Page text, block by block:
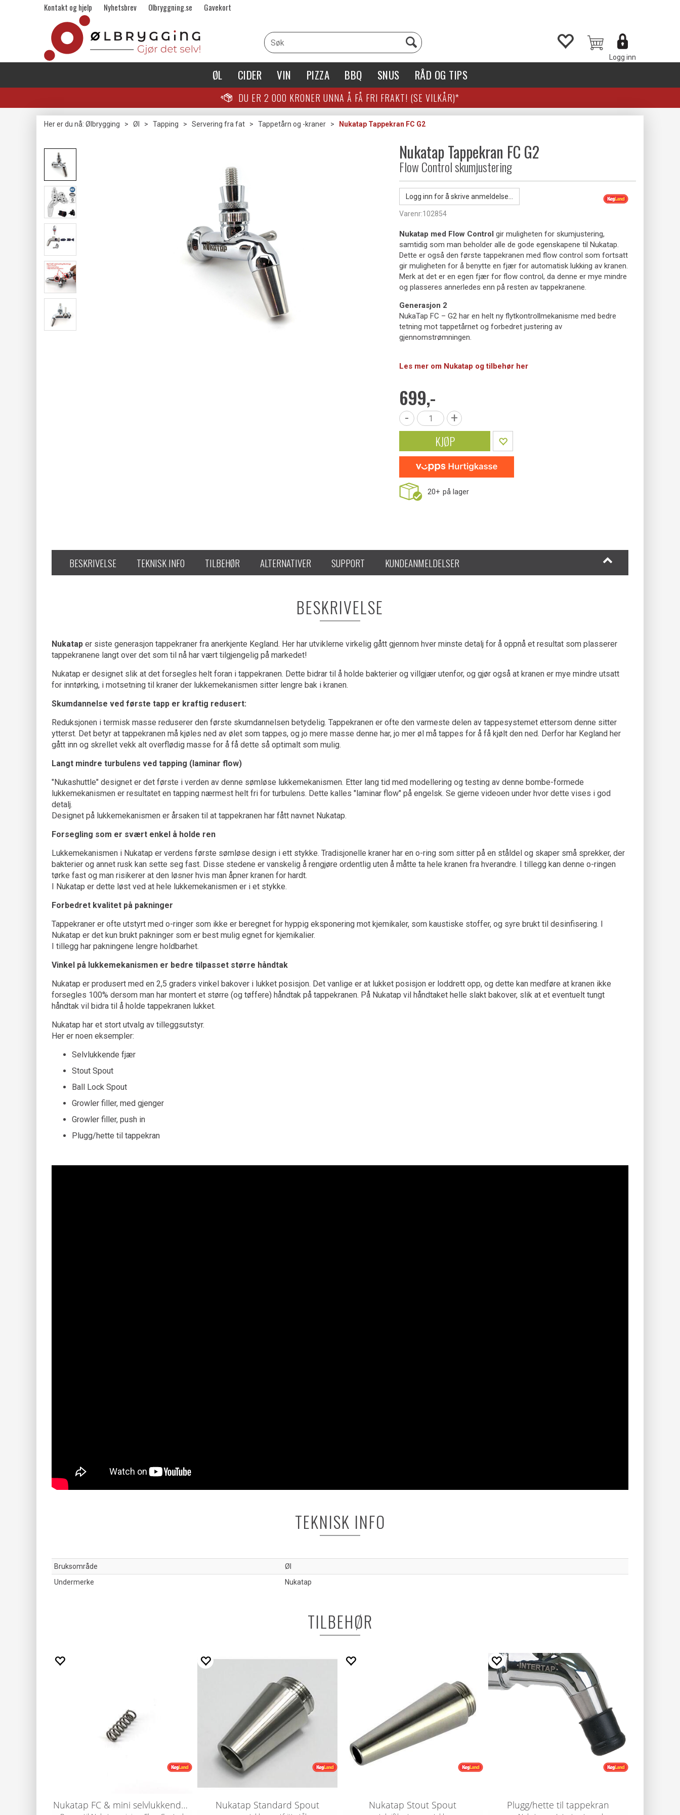
Kontakt og hjelp Nyhetsbrev Olbryggning.se Gavekort
Logg inn
ØL CIDER VIN PIZZA BBQ SNUS RÅD OG TIPS
DU ER 2 000 KRONER UNNA Å FÅ FRI FRAKT! (SE VILKÅR)*
Her er du nå: Ølbrygging > Øl > Tapping > Servering fra fat > Tappetårn og -kraner > Nukatap Tappekran FC G2
Nukatap Tappekran FC G2
Flow Control skumjustering
Logg inn for å skrive anmeldelse...
Varenr:102854
Nukatap med Flow Control gir muligheten for skumjustering,
samtidig som man beholder alle de gode egenskapene til Nukatap.
Dette er også den første tappekranen med flow control som fortsatt
gir muligheten for å benytte en fjær for automatisk lukking av kranen.
Merk at det er en egen fjær for flow control, da denne er mye mindre
og plasseres annerledes enn på resten av tappekranene.
Generasjon 2
NukaTap FC – G2 har en helt ny flytkontrollmekanisme med bedre
tetning mot tappetårnet og forbedret justering av
gjennomstrømningen.
Les mer om Nukatap og tilbehør her
699,-
- +
KJØP
20+ på lager
BESKRIVELSE TEKNISK INFO TILBEHØR ALTERNATIVER SUPPORT KUNDEANMELDELSER
BESKRIVELSE
Nukatap er siste generasjon tappekraner fra anerkjente Kegland. Her har utviklerne virkelig gått gjennom hver minste detalj for å oppnå et resultat som plasserer
tappekranene langt over det som til nå har vært tilgjengelig på markedet!
Nukatap er designet slik at det forsegles helt foran i tappekranen. Dette bidrar til å holde bakterier og villgjær utenfor, og gjør også at kranen er mye mindre utsatt
for inntørking, i motsetning til kraner der lukkemekanismen sitter lengre bak i kranen.
Skumdannelse ved første tapp er kraftig redusert:
Reduksjonen i termisk masse reduserer den første skumdannelsen betydelig. Tappekranen er ofte den varmeste delen av tappesystemet ettersom denne sitter
ytterst. Det betyr at tappekranen må kjøles ned av ølet som tappes, og jo mere masse denne har, jo mer øl må tappes for å få kjølt den ned. Derfor har Kegland her
gått inn og skrellet vekk alt overflødig masse for å få dette så optimalt som mulig.
Langt mindre turbulens ved tapping (laminar flow)
"Nukashuttle" designet er det første i verden av denne sømløse lukkemekanismen. Etter lang tid med modellering og testing av denne bombe-formede
lukkemekanismen er resultatet en tapping nærmest helt fri for turbulens. Dette kalles "laminar flow" på engelsk. Se gjerne videoen under hvor dette vises i god
detalj.
Designet på lukkemekanismen er årsaken til at tappekranen har fått navnet Nukatap.
Forsegling som er svært enkel å holde ren
Lukkemekanismen i Nukatap er verdens første sømløse design i ett stykke. Tradisjonelle kraner har en o-ring som sitter på en ståldel og skaper små sprekker, der
bakterier og annet rusk kan sette seg fast. Disse stedene er vanskelig å rengjøre ordentlig uten å måtte ta hele kranen fra hverandre. I tillegg kan denne o-ringen
tørke fast og man risikerer at den løsner hvis man åpner kranen for hardt.
I Nukatap er dette løst ved at hele lukkemekanismen er i et stykke.
Forbedret kvalitet på pakninger
Tappekraner er ofte utstyrt med o-ringer som ikke er beregnet for hyppig eksponering mot kjemikaler, som kaustiske stoffer, og syre brukt til desinfisering. I
Nukatap er det kun brukt pakninger som er best mulig egnet for kjemikalier.
I tillegg har pakningene lengre holdbarhet.
Vinkel på lukkemekanismen er bedre tilpasset større håndtak
Nukatap er produsert med en 2,5 graders vinkel bakover i lukket posisjon. Det vanlige er at lukket posisjon er loddrett opp, og dette kan medføre at kranen ikke
forsegles 100% dersom man har montert et større (og tøffere) håndtak på tappekranen. På Nukatap vil håndtaket helle slakt bakover, slik at et eventuelt tungt
håndtak vil bidra til å holde tappekranen lukket.
Nukatap har et stort utvalg av tilleggsutstyr.
Her er noen eksempler:
Selvlukkende fjær
Stout Spout
Ball Lock Spout
Growler filler, med gjenger
Growler filler, push in
Plugg/hette til tappekran
TEKNISK INFO
Bruksområde
Øl
Undermerke
Nukatap
TILBEHØR
Nukatap FC & mini selvlukkende fjær Nukatap Standard Spout Nukatap Stout Spout Plugg/hette til tappekran